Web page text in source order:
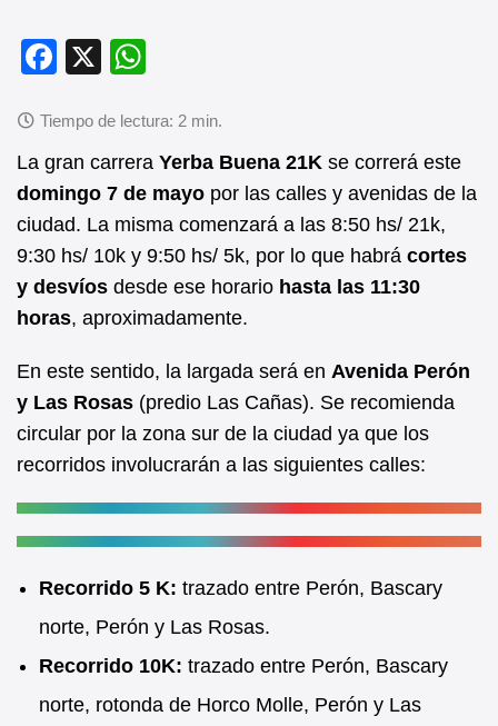
F
c
e
b
o
o
k
X
at
s
A
p
p
La gran carrera Yerba Buena 21K se correrá este
domingo 7 de mayo por las calles y avenidas de la
ciudad. La misma comenzará a las 8:50 hs/ 21k,
9:30 hs/ 10k y 9:50 hs/ 5k, por lo que habrá cortes
y desvíos desde ese horario hasta las 11:30
horas, aproximadamente.
En este sentido, la largada será en Avenida Perón
y Las Rosas (predio Las Cañas). Se recomienda
circular por la zona sur de la ciudad ya que los
recorridos involucrarán a las siguientes calles:
Recorrido 5 K: trazado entre Perón, Bascary
norte, Perón y Las Rosas.
Recorrido 10K: trazado entre Perón, Bascary
norte, rotonda de Horco Molle, Perón y Las